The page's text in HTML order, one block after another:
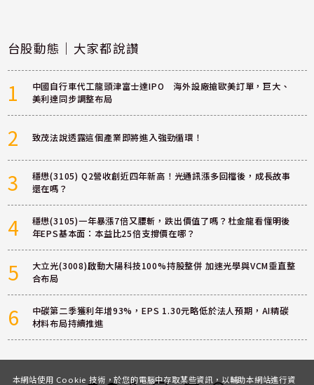
台股動態｜大家都說讚
1
中國自行車代工龍頭津富士達IPO 海外設廠搶歐美訂單，巨大、
美利達同步調整布局
2 致茂法說透露這個產業即將進入強勁循環！
3
穩懋(3105) Q2營收創近四年新高！光通訊漲多回檔後，成長故事
還在嗎？
4
穩懋(3105)一年暴漲7倍又腰斬，跌出價值了嗎？杜金龍看懂明後
年EPS基本面：本益比25倍支撐價在哪？
5
大立光(3008)啟動大陽科技100%持股整併 加速光學與VCM垂直整
合布局
6
中碳第二季獲利年增93%，EPS 1.30元略低於法人預期，AI精碳
材料布局持續推進
本網站使用 Cookie 技術，於您的電腦中存取某些資訊，以輔助本網站進行資